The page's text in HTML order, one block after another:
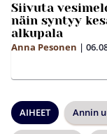
Siivuta
näin syntyy
alkupala
Anna Pesonen |
AIHEET Annin